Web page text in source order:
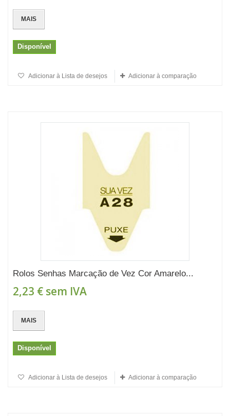
MAIS
Disponível
Adicionar à Lista de desejos Adicionar à comparação
Rolos Senhas Marcação de Vez Cor Amarelo...
2,23 € sem IVA
MAIS
Disponível
Adicionar à Lista de desejos Adicionar à comparação